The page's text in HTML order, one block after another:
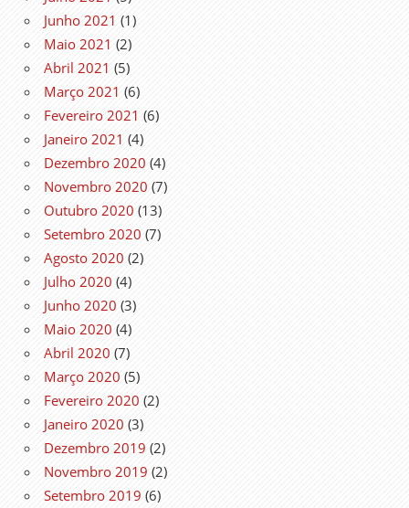
Junho 2021 (1)
Maio 2021 (2)
Abril 2021 (5)
Março 2021 (6)
Fevereiro 2021 (6)
Janeiro 2021 (4)
Dezembro 2020 (4)
Novembro 2020 (7)
Outubro 2020 (13)
Setembro 2020 (7)
Agosto 2020 (2)
Julho 2020 (4)
Junho 2020 (3)
Maio 2020 (4)
Abril 2020 (7)
Março 2020 (5)
Fevereiro 2020 (2)
Janeiro 2020 (3)
Dezembro 2019 (2)
Novembro 2019 (2)
Setembro 2019 (6)